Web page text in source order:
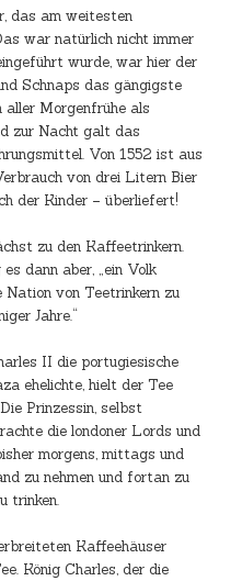
das am weitesten
war natürlich nicht immer
wurde, war hier der
Schnaps das gängigste
aller Morgenfrühe als
zur Nacht galt das
Von 1552 ist aus
von drei Litern Bier
der Kinder – überliefert!
zu den Kaffeetrinkern.
dann aber, „ein Volk
von Teetrinkern zu
Jahre.“
II die portugiesische
ehelichte, hielt der Tee
Prinzessin, selbst
die londoner Lords und
morgens, mittags und
zu nehmen und fortan zu
trinken.
Kaffeehäuser
König Charles, der die